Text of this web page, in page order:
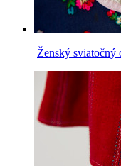
Ženský sviatočný